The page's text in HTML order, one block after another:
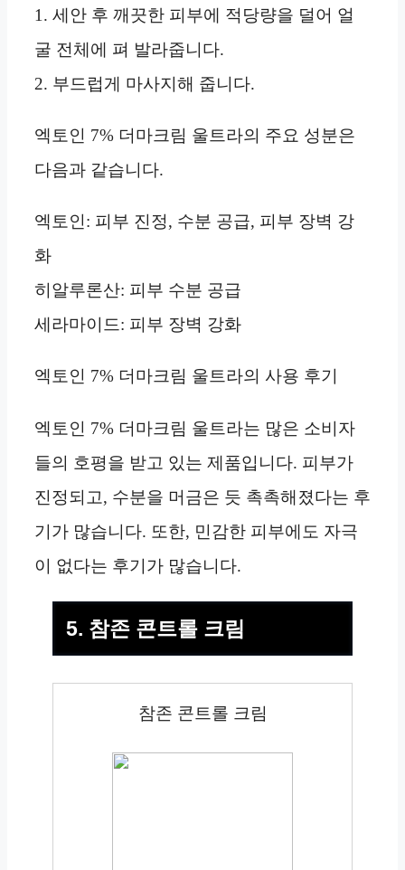
1. 세안 후 깨끗한 피부에 적당량을 덜어 얼
굴 전체에 펴 발라줍니다.
2. 부드럽게 마사지해 줍니다.
엑토인 7% 더마크림 울트라의 주요 성분은
다음과 같습니다.
엑토인: 피부 진정, 수분 공급, 피부 장벽 강
화
히알루론산: 피부 수분 공급
세라마이드: 피부 장벽 강화
엑토인 7% 더마크림 울트라의 사용 후기
엑토인 7% 더마크림 울트라는 많은 소비자
들의 호평을 받고 있는 제품입니다. 피부가
진정되고, 수분을 머금은 듯 촉촉해졌다는 후
기가 많습니다. 또한, 민감한 피부에도 자극
이 없다는 후기가 많습니다.
5. 참존 콘트롤 크림
참존 콘트롤 크림